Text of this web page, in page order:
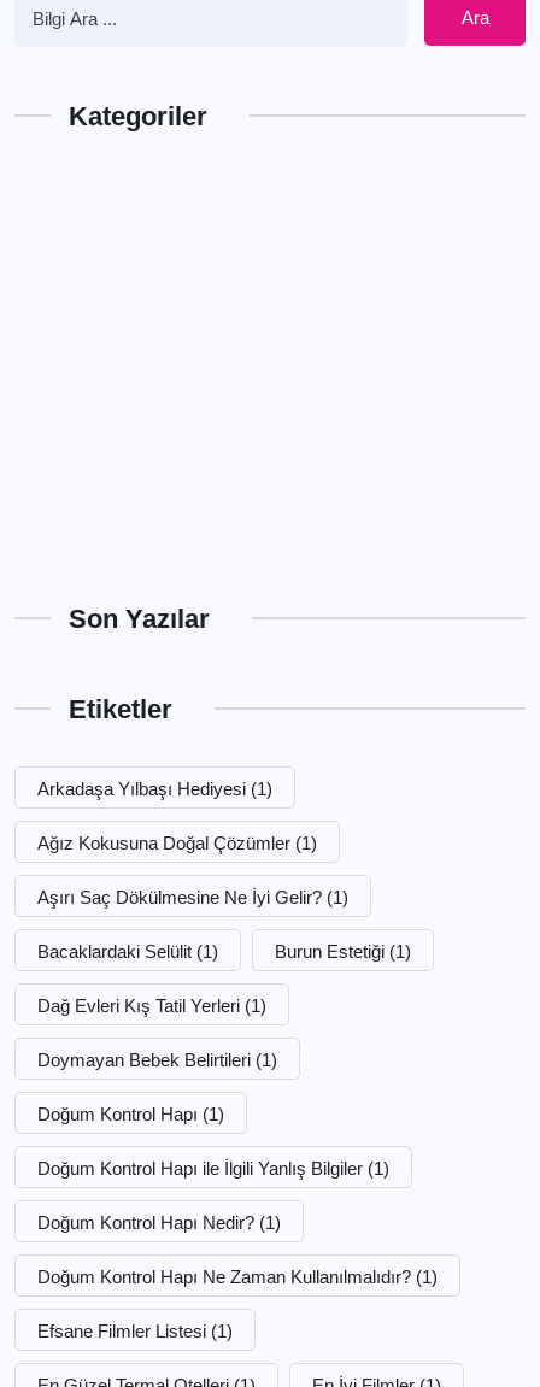
Ara
Kategoriler
Son Yazılar
Etiketler
Arkadaşa Yılbaşı Hediyesi (1)
Ağız Kokusuna Doğal Çözümler (1)
Aşırı Saç Dökülmesine Ne İyi Gelir? (1)
Bacaklardaki Selülit (1) Burun Estetiği (1)
Dağ Evleri Kış Tatil Yerleri (1)
Doymayan Bebek Belirtileri (1)
Doğum Kontrol Hapı (1)
Doğum Kontrol Hapı ile İlgili Yanlış Bilgiler (1)
Doğum Kontrol Hapı Nedir? (1)
Doğum Kontrol Hapı Ne Zaman Kullanılmalıdır? (1)
Efsane Filmler Listesi (1)